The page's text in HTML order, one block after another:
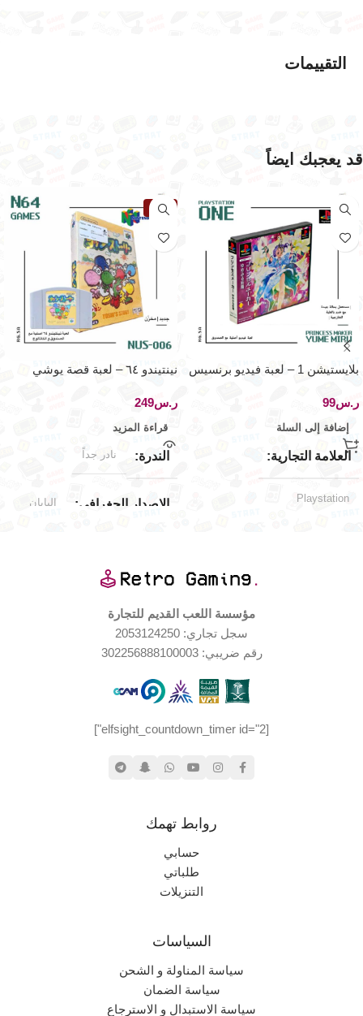
التقييمات
قد يعجبك ايضاً
بلايستيشن 1 – لعبة فيديو برنسيس
ر.س
إضافة إلى السلة
العلامة التجارية
Playstation
جديد – مع ضرر في الصندوق
اليابان
نفذت
نينتيندو ٦٤ – لعبة قصة يوشي
ر.س
قراءة المزيد
الندرة نادر جداً
الإصدار الجغرافي اليابان
مؤسسة اللعب القديم للتجارة
سجل تجاري: 2053124250
رقم ضريبي: 302256888100003
[elfsight_countdown_timer id="2"]
روابط تهمك
حسابي
طلباتي
التنزيلات
السياسات
سياسة المناولة و الشحن
سياسة الضمان
سياسة الاستبدال و الاسترجاع